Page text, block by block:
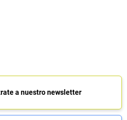
a nuestro newsletter